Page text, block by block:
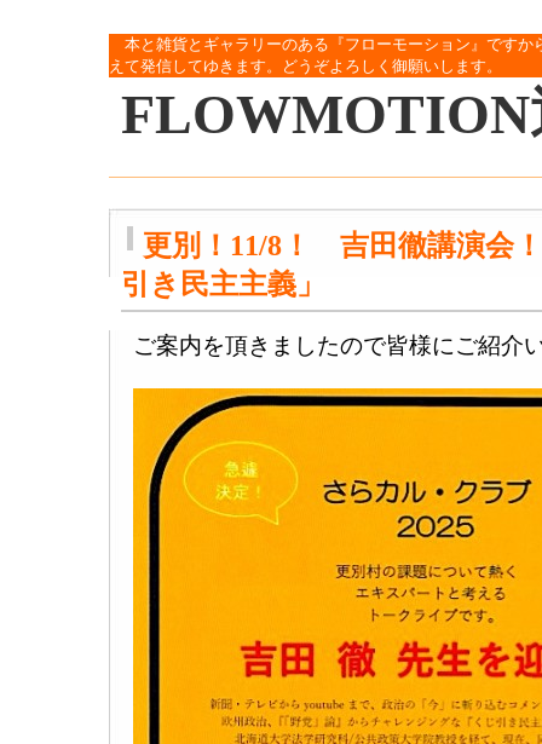
本と雑貨とギャラリーのある『フローモーション』です
えて発信してゆきます。どうぞよろしく御願いします。
FLOWMOTION
更別！11/8！ 吉田徹講演会
引き民主主義」
ご案内を頂きましたので皆様にご紹介